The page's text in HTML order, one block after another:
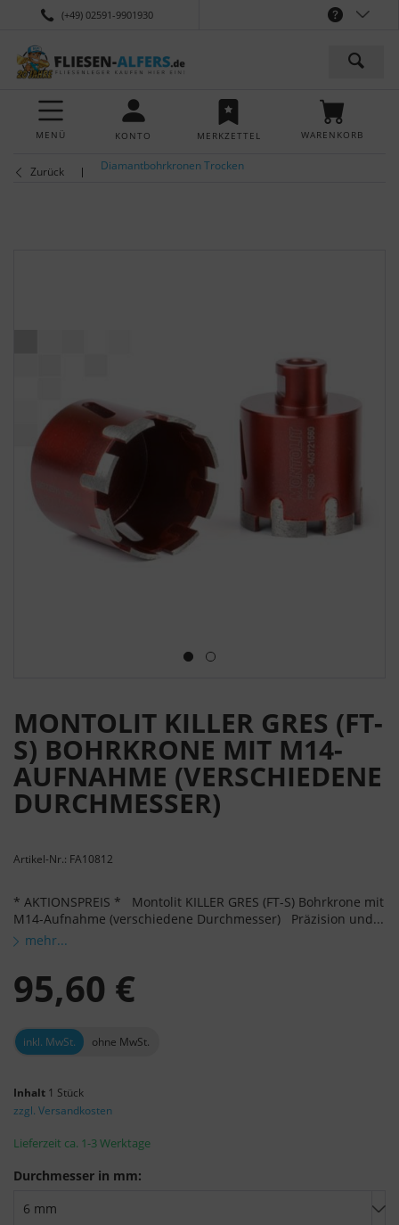
(+49) 02591-9901930
MENÜ KONTO MERKZETTEL WARENKORB
Zurück Diamantbohrkronen Trocken
MONTOLIT KILLER GRES (FT-
S) BOHRKRONE MIT M14-
AUFNAHME (VERSCHIEDENE
DURCHMESSER)
Artikel-Nr.: FA10812
* AKTIONSPREIS * Montolit KILLER GRES (FT-S) Bohrkrone mit
M14-Aufnahme (verschiedene Durchmesser) Präzision und...
mehr...
95,60 €
inkl. MwSt. ohne MwSt.
Inhalt 1 Stück
zzgl. Versandkosten
Lieferzeit ca. 1-3 Werktage
Durchmesser in mm: